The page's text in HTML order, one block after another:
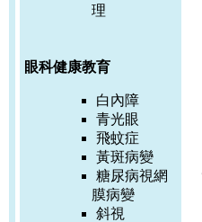
理
眼科健康教育
白內障
青光眼
飛蚊症
黃斑病變
糖尿病視網
膜病變
斜視